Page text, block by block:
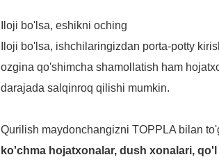
Iloji bo'lsa, eshikni oching
Iloji bo'lsa, ishchilaringizdan porta-potty
ozgina qo'shimcha shamollatish ham
darajada salqinroq qilishi mumkin.
Qurilish maydonchangizni TOPPLA bilan
ko'chma hojatxonalar, dush xonalari,